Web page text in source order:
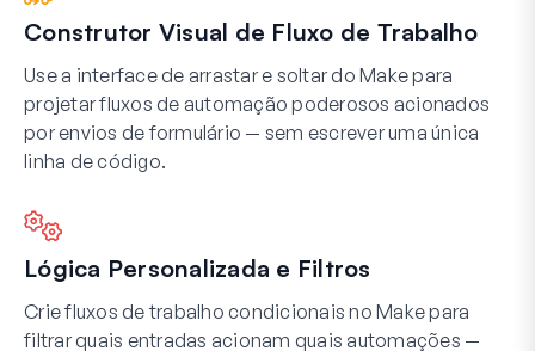
Construtor Visual de Fluxo de Trabalho
Use a interface de arrastar e soltar do Make para
projetar fluxos de automação poderosos acionados
por envios de formulário — sem escrever uma única
linha de código.
Lógica Personalizada e Filtros
Crie fluxos de trabalho condicionais no Make para
filtrar quais entradas acionam quais automações —